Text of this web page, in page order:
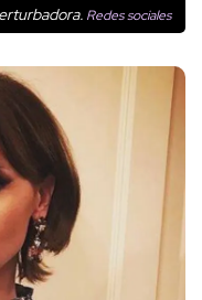
Redes sociales